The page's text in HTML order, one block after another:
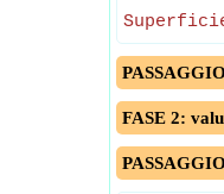
FASE 2: